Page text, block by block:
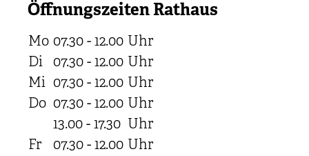
Öffnungszeiten Rathaus
Mo 07.30 - 12.00 Uhr
Di
07.30 - 12.00 Uhr
Mi 07.30 - 12.00 Uhr
Do 07.30 - 12.00 Uhr
13.00 - 17.30 Uhr
Fr
07.30 - 12.00 Uhr